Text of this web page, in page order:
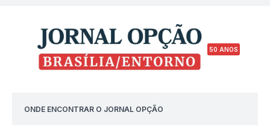
50 ANOS
ONDE ENCONTRAR O JORNAL OPÇÃO